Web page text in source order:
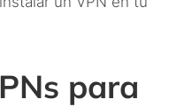
para